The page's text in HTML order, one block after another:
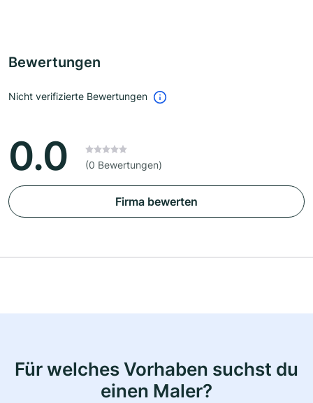
Bewertungen
Nicht verifizierte Bewertungen
0.0 (0 Bewertungen)
Firma bewerten
Für welches Vorhaben suchst du
einen Maler?